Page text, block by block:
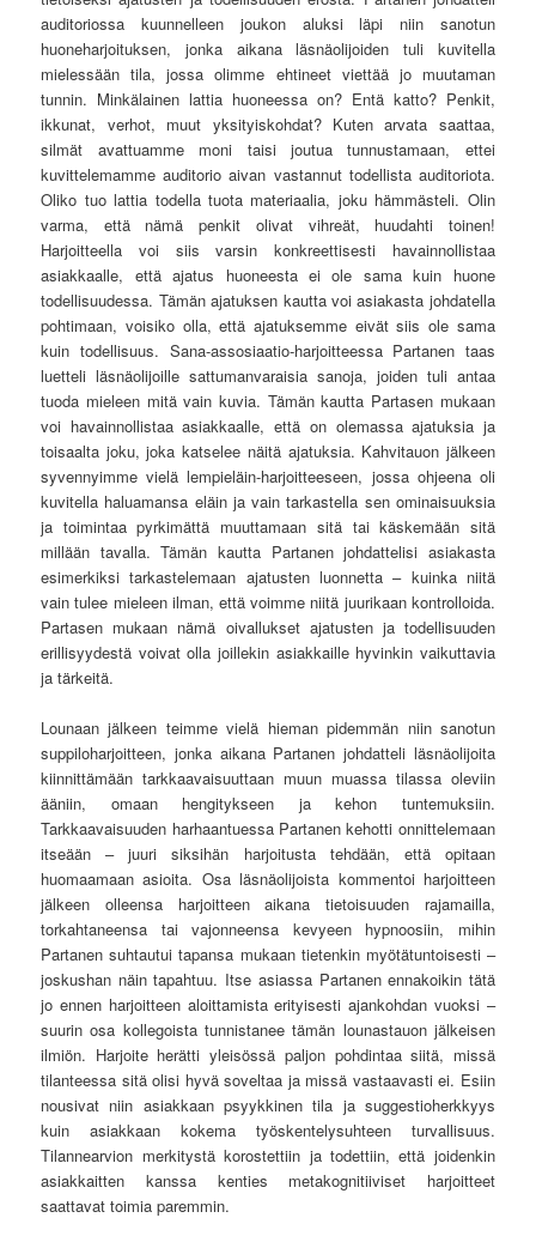
auditoriossa kuunnelleen joukon aluksi läpi niin sanotun
huoneharjoituksen, jonka aikana läsnäolijoiden tuli kuvitella
mielessään tila, jossa olimme ehtineet viettää jo muutaman
tunnin. Minkälainen lattia huoneessa on? Entä katto? Penkit,
ikkunat, verhot, muut yksityiskohdat? Kuten arvata saattaa,
silmät avattuamme moni taisi joutua tunnustamaan, ettei
kuvittelemamme auditorio aivan vastannut todellista auditoriota.
Oliko tuo lattia todella tuota materiaalia, joku hämmästeli. Olin
varma, että nämä penkit olivat vihreät, huudahti toinen!
Harjoitteella voi siis varsin konkreettisesti havainnollistaa
asiakkaalle, että ajatus huoneesta ei ole sama kuin huone
todellisuudessa. Tämän ajatuksen kautta voi asiakasta johdatella
pohtimaan, voisiko olla, että ajatuksemme eivät siis ole sama
kuin todellisuus. Sana-assosiaatio-harjoitteessa Partanen taas
luetteli läsnäolijoille sattumanvaraisia sanoja, joiden tuli antaa
tuoda mieleen mitä vain kuvia. Tämän kautta Partasen mukaan
voi havainnollistaa asiakkaalle, että on olemassa ajatuksia ja
toisaalta joku, joka katselee näitä ajatuksia. Kahvitauon jälkeen
syvennyimme vielä lempieläin-harjoitteeseen, jossa ohjeena oli
kuvitella haluamansa eläin ja vain tarkastella sen ominaisuuksia
ja toimintaa pyrkimättä muuttamaan sitä tai käskemään sitä
millään tavalla. Tämän kautta Partanen johdattelisi asiakasta
esimerkiksi tarkastelemaan ajatusten luonnetta – kuinka niitä
vain tulee mieleen ilman, että voimme niitä juurikaan kontrolloida.
Partasen mukaan nämä oivallukset ajatusten ja todellisuuden
erillisyydestä voivat olla joillekin asiakkaille hyvinkin vaikuttavia
ja tärkeitä.
Lounaan jälkeen teimme vielä hieman pidemmän niin sanotun
suppiloharjoitteen, jonka aikana Partanen johdatteli läsnäolijoita
kiinnittämään tarkkaavaisuuttaan muun muassa tilassa oleviin
ääniin, omaan hengitykseen ja kehon tuntemuksiin.
Tarkkaavaisuuden harhaantuessa Partanen kehotti onnittelemaan
itseään – juuri siksihän harjoitusta tehdään, että opitaan
huomaamaan asioita. Osa läsnäolijoista kommentoi harjoitteen
jälkeen olleensa harjoitteen aikana tietoisuuden rajamailla,
torkahtaneensa tai vajonneensa kevyeen hypnoosiin, mihin
Partanen suhtautui tapansa mukaan tietenkin myötätuntoisesti –
joskushan näin tapahtuu. Itse asiassa Partanen ennakoikin tätä
jo ennen harjoitteen aloittamista erityisesti ajankohdan vuoksi –
suurin osa kollegoista tunnistanee tämän lounastauon jälkeisen
ilmiön. Harjoite herätti yleisössä paljon pohdintaa siitä, missä
tilanteessa sitä olisi hyvä soveltaa ja missä vastaavasti ei. Esiin
nousivat niin asiakkaan psyykkinen tila ja suggestioherkkyys
kuin asiakkaan kokema työskentelysuhteen turvallisuus.
Tilannearvion merkitystä korostettiin ja todettiin, että joidenkin
asiakkaitten kanssa kenties metakognitiiviset harjoitteet
saattavat toimia paremmin.